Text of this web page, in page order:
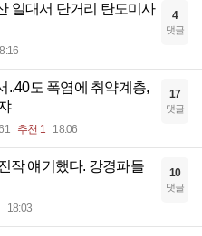
일대서 단거리 탄도미사
4
댓글
..40도 폭염에 취약계층,
추천 1 18:06
17
댓글
작 얘기했다. 강경파들
18:03
10
댓글